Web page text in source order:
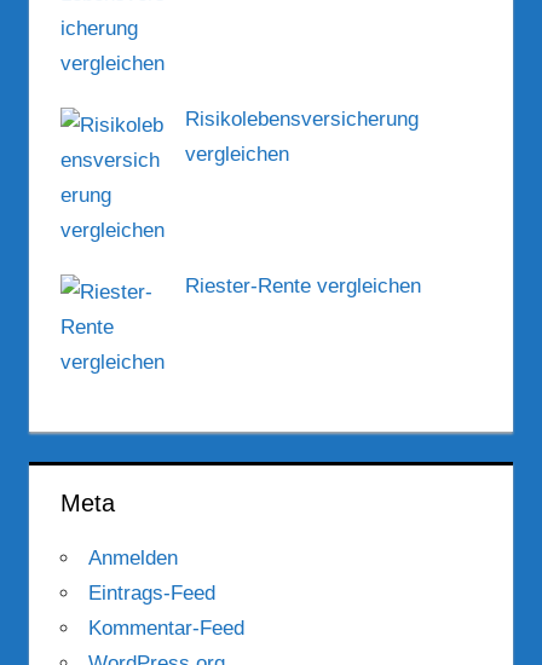
Risikolebensversicherung
vergleichen
Riester-Rente vergleichen
Meta
Anmelden
Eintrags-Feed
Kommentar-Feed